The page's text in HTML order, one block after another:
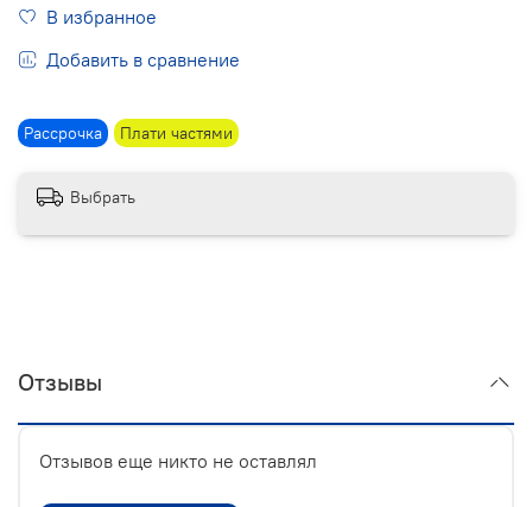
Рассрочка Плати частями
В избранное
Добавить в сравнение
Выбрать
Отзывы
Отзывов еще никто не оставлял